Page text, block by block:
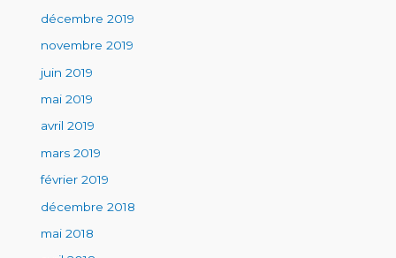
décembre 2019
novembre 2019
juin 2019
mai 2019
avril 2019
mars 2019
février 2019
décembre 2018
mai 2018